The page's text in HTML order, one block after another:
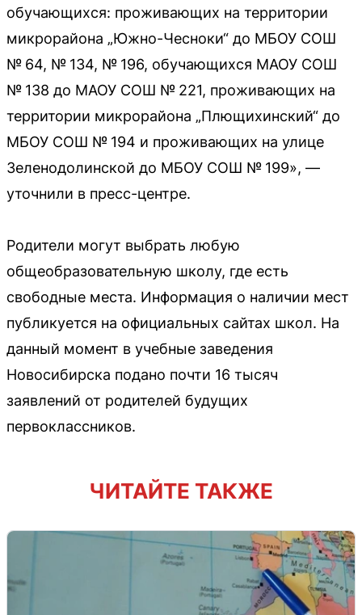
обучающихся: проживающих на территории
микрорайона „Южно-Чесноки“ до МБОУ СОШ
№ 64, № 134, № 196, обучающихся МАОУ СОШ
№ 138 до МАОУ СОШ № 221, проживающих на
территории микрорайона „Плющихинский“ до
МБОУ СОШ № 194 и проживающих на улице
Зеленодолинской до МБОУ СОШ № 199», —
уточнили в пресс-центре.
Родители могут выбрать любую
общеобразовательную школу, где есть
свободные места. Информация о наличии мест
публикуется на официальных сайтах школ. На
данный момент в учебные заведения
Новосибирска подано почти 16 тысяч
заявлений от родителей будущих
первоклассников.
ЧИТАЙТЕ ТАКЖЕ